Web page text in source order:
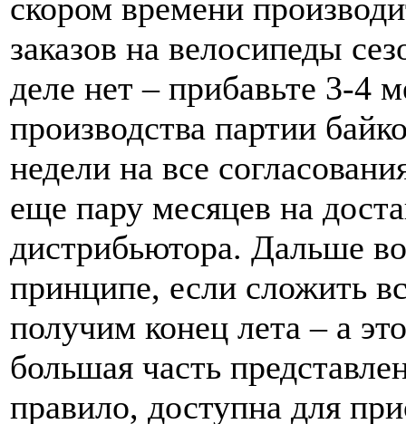
скором времени
заказов на велосипеды
деле нет – прибавьте 3-4
производства партии
недели на все
еще пару месяцев на
дистрибьютора. Дальше
принципе, если сложить
получим конец лета – а
большая часть
правило, доступна для